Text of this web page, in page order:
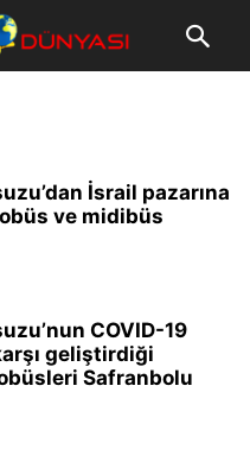
İsrail pazarına
ve midibüs
COVID-19
geliştirdiği
Safranbolu